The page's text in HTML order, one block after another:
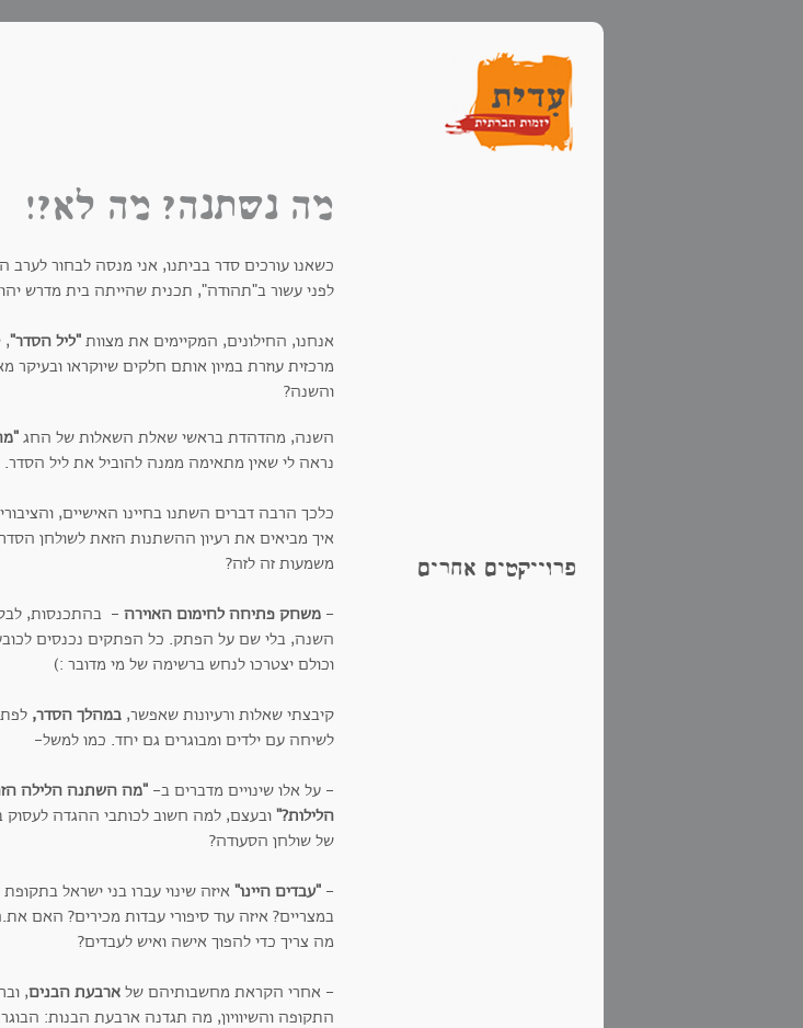
פרוייקטים אחרים
מה נשתנה? מה לא?!
כשאנו עורכים סדר בביתנו, אני מנסה לבחור לערב
לפני עשור ב"תהודה", תכנית שהייתה בית מדרש
אנחנו, החילונים, המקיימים את מצוות "ליל הסדר",
מרכזית עוזרת במיון אותם חלקים שיוקראו
והשנה?
השנה, מהדהדת בראשי שאלת השאלות של החג
נראה לי שאין מתאימה ממנה להוביל את ליל הסדר.
כלכך הרבה דברים השתנו בחיינו האישיים,
איך מביאים את רעיון ההשתנות הזאת לשולחן
משמעות זה לזה?
- משחק פתיחה לחימום האוירה - בהתכנסות,
השנה, בלי שם על הפתק. כל הפתקים נכנסים
וכולם יצטרכו לנחש ברשימה של מי מדובר :)
קיבצתי שאלות ורעיונות שאפשר, במהלך הסדר,
לשיחה עם ילדים ומבוגרים גם יחד. כמו למשל-
- על אלו שינויים מדברים ב- "מה השתנה הלילה
הלילות?" ובעצם, למה חשוב לכותבי ההגדה לעסוק
של שולחן הסעודה?
- "עבדים היינו" איזה שינוי עברו בני ישראל
במצריים? איזה עוד סיפורי עבדות מכירים? האם
מה צריך כדי להפוך אישה ואיש לעבדים?
- אחרי הקראת מחשבותיהם של ארבעת הבנים,
התקופה והשיוויון, מה תגדנה ארבעת הבנות: